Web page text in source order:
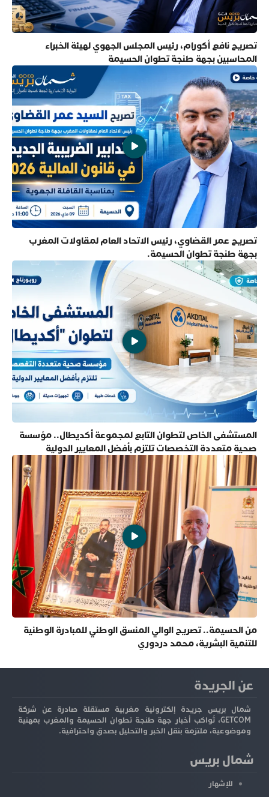
تصريح نافع أكورام، رئيس المجلس الجهوي لهيئة الخبراء
المحاسبين بجهة طنجة تطوان الحسيمة
تصريح عمر القضاوي، رئيس الاتحاد العام لمقاولات المغرب
بجهة طنجة تطوان الحسيمة.
المستشفى الخاص لتطوان التابع لمجموعة أكديطال.. مؤسسة
صحية متعددة التخصصات تلتزم بأفضل المعايير الدولية
من الحسيمة.. تصريح الوالي المنسق الوطني للمبادرة الوطنية
للتنمية البشرية، محمد دردوري
عن الجريدة
شمال بريس جريدة إلكترونية مغربية مستقلة صادرة عن شركة
GETCOM، تُواكب أخبار جهة طنجة تطوان الحسيمة والمغرب بمهنية
وموضوعية، ملتزمة بنقل الخبر والتحليل بصدق واحترافية.
شمال بريس
للإشهار